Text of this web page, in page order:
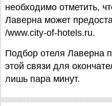
необходимо отметить,
Лаверна может
/www.city-of-hotels.ru.
Подбор отеля Лаверна
этой связи для
лишь пара минут.